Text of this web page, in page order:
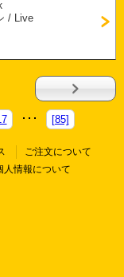
/ Live
[85]
ご注文について
人情報について